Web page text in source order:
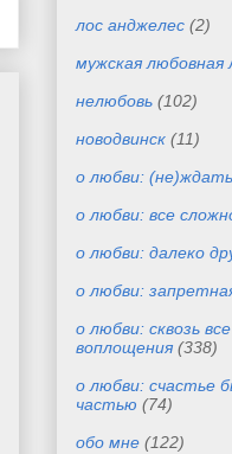
лос анджелес (2)
мужская любовная
нелюбовь (102)
новодвинск (11)
о любви:
о любви: все
о любви: далеко
о любви:
о любви: сквозь
воплощения (338)
о любви: счастье
частью (74)
обо мне (122)